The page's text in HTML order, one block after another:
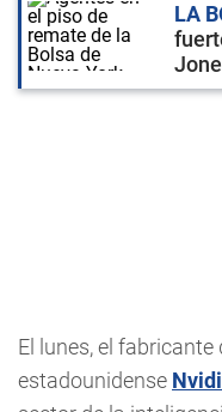
LA
El lunes, el
estadounidense